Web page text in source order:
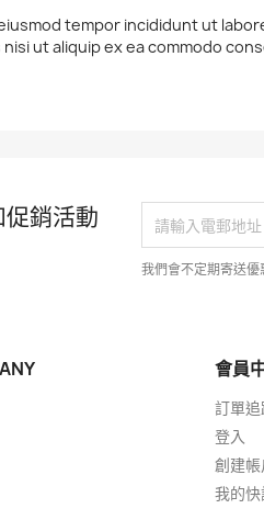
tempor incididunt ut
ut aliquip ex ea commodo
銷活動
我們會不定期寄送優
會員
訂單
登入
創建帳
我的